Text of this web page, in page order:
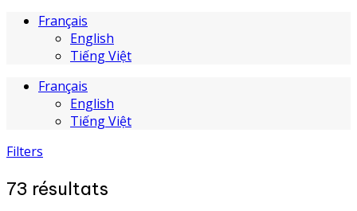
Français
English
Tiếng Việt
Français
English
Tiếng Việt
Filters
73 résultats